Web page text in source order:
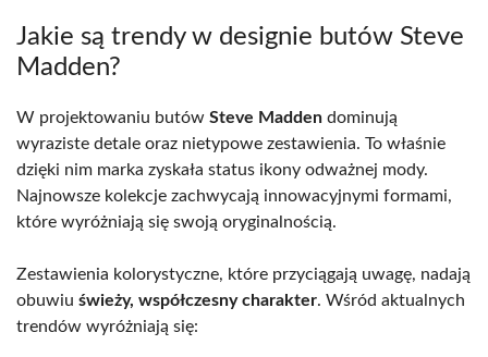
Jakie są trendy w designie butów Steve
Madden?
W projektowaniu butów Steve Madden dominują
wyraziste detale oraz nietypowe zestawienia. To właśnie
dzięki nim marka zyskała status ikony odważnej mody.
Najnowsze kolekcje zachwycają innowacyjnymi formami,
które wyróżniają się swoją oryginalnością.
Zestawienia kolorystyczne, które przyciągają uwagę, nadają
obuwiu świeży, współczesny charakter. Wśród aktualnych
trendów wyróżniają się: